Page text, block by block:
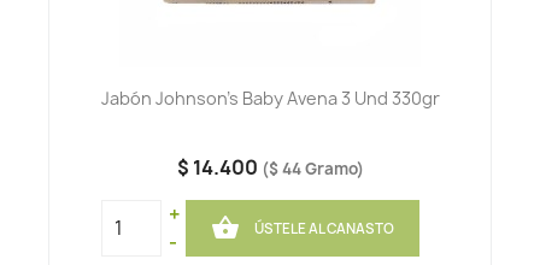
Jabón Johnson's Baby Avena 3 Und 330gr
$ 14.400 ($ 44 Gramo)
+
-
 ÚSTELE AL CANASTO